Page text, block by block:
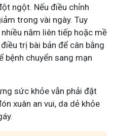
ngột. Nếu điều chỉnh
trong vài ngày. Tuy
năm liên tiếp hoặc mề
trị bài bản để cân bằng
bệnh chuyển sang mạn
sức khỏe vẫn phải đặt
xuân an vui, da dẻ khỏe